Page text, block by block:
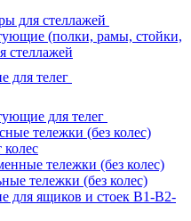
для стеллажей
(полки, рамы, стойки,
стеллажей
для телег
для телег
тележки (без колес)
тележки (без колес)
тележки (без колес)
для ящиков и стоек В1-В2-